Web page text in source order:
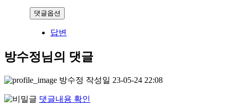
댓글옵션
답변
방수정님의 댓글
방수정 작성일 23-05-24 22:08
댓글내용 확인